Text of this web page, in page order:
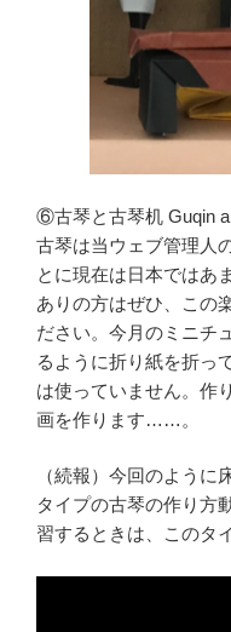
⑥古琴と古琴机 Guqin
古琴は当ウェブ管理人
とに現在は日本ではあ
ありの方はぜひ、この
ださい。今月のミニチ
るように折り紙を折っ
は使っていません。作
画を作ります……。
（続報）今回のように
タイプの古琴の作り方
習するときは、このタ